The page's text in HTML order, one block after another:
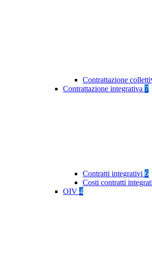
Contrattazione
Contrattazione integrativa 7
Contratti integrativi 6
Costi contratti
OIV 4